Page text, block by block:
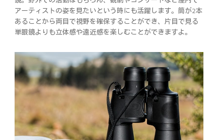
アーティストの姿を見たいという時にも活躍します。筒が2本
あることから両目で視野を確保することができ、片目で見る
単眼鏡よりも立体感や遠近感を楽しむことができますよ。